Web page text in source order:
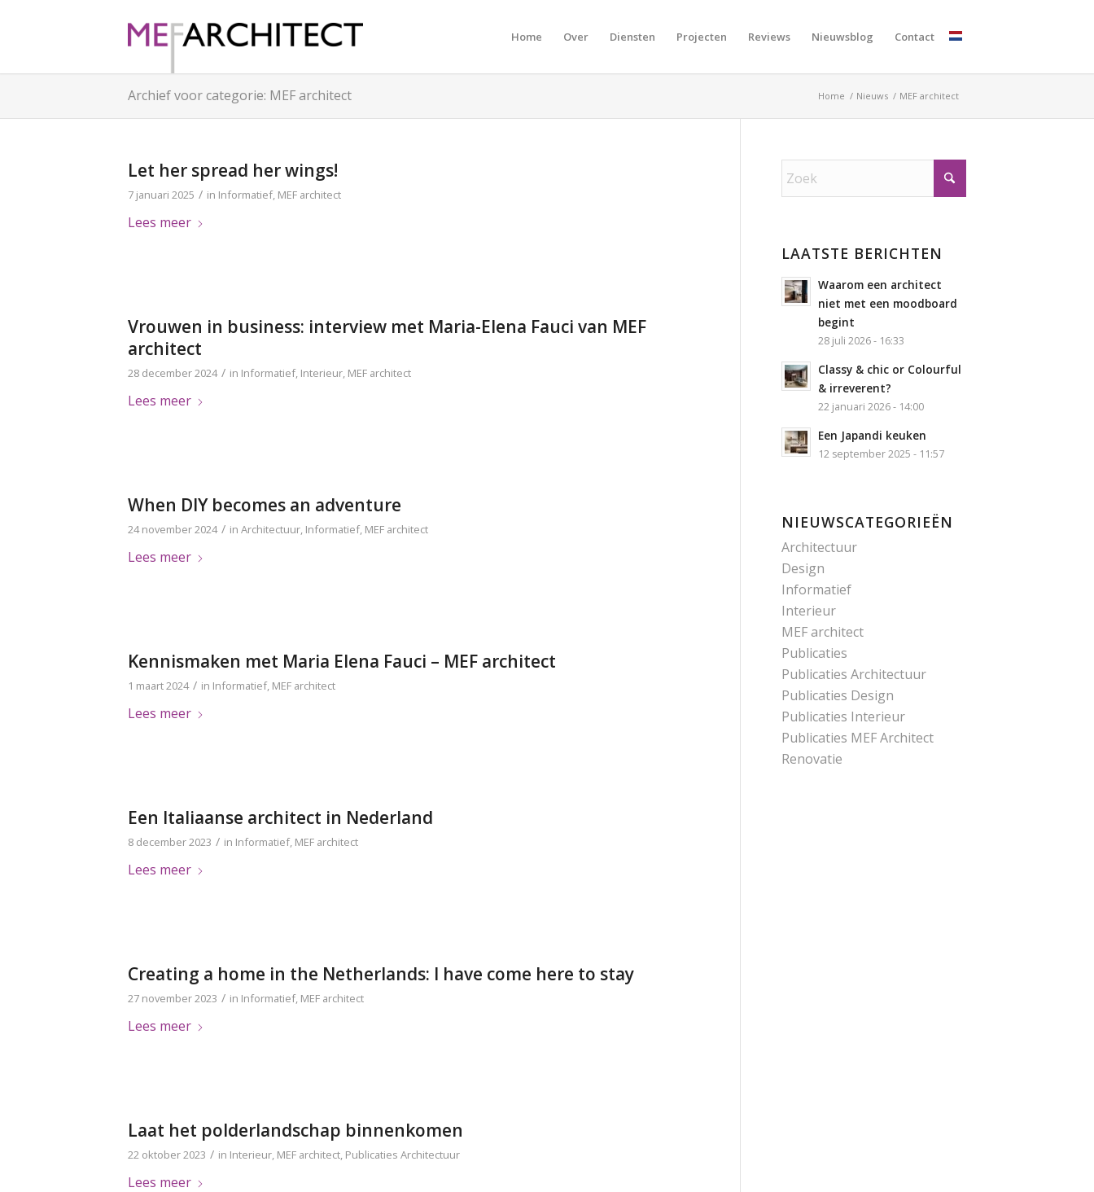
Home Over Diensten Projecten Reviews Nieuwsblog Contact
Archief voor categorie: MEF architect Home / Nieuws / MEF architect
Let her spread her wings!
7 januari 2025 / in Informatief, MEF architect
Lees meer
Vrouwen in business: interview met Maria-Elena Fauci van MEF
architect
28 december 2024 / in Informatief, Interieur, MEF architect
Lees meer
When DIY becomes an adventure
24 november 2024 / in Architectuur, Informatief, MEF architect
Lees meer
Kennismaken met Maria Elena Fauci – MEF architect
1 maart 2024 / in Informatief, MEF architect
Lees meer
Een Italiaanse architect in Nederland
8 december 2023 / in Informatief, MEF architect
Lees meer
Creating a home in the Netherlands: I have come here to stay
27 november 2023 / in Informatief, MEF architect
Lees meer
Laat het polderlandschap binnenkomen
22 oktober 2023 / in Interieur, MEF architect, Publicaties Architectuur
Lees meer
LAATSTE BERICHTEN
Waarom een architect
niet met een moodboard
begint
28 juli 2026 - 16:33
Classy & chic or Colourful
& irreverent?
22 januari 2026 - 14:00
Een Japandi keuken
12 september 2025 - 11:57
NIEUWSCATEGORIEËN
Architectuur
Design
Informatief
Interieur
MEF architect
Publicaties
Publicaties Architectuur
Publicaties Design
Publicaties Interieur
Publicaties MEF Architect
Renovatie